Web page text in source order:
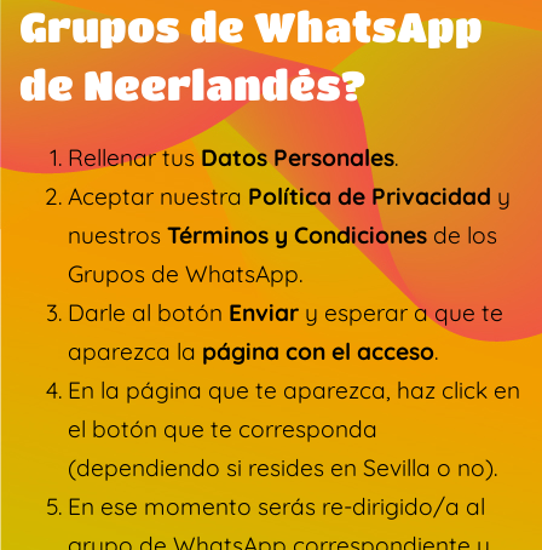
Grupos de WhatsApp
de Neerlandés?
Rellenar tusDatos Personales.
Aceptar nuestra Política de Privacidad y
nuestros Términos y Condiciones de los
Grupos de WhatsApp.
Darle al botón Enviar y esperar a que te
aparezca la página con el acceso.
En la página que te aparezca, haz click en
el botón que te corresponda
(dependiendo si resides en Sevilla o no).
En ese momento serás re-dirigido/a al